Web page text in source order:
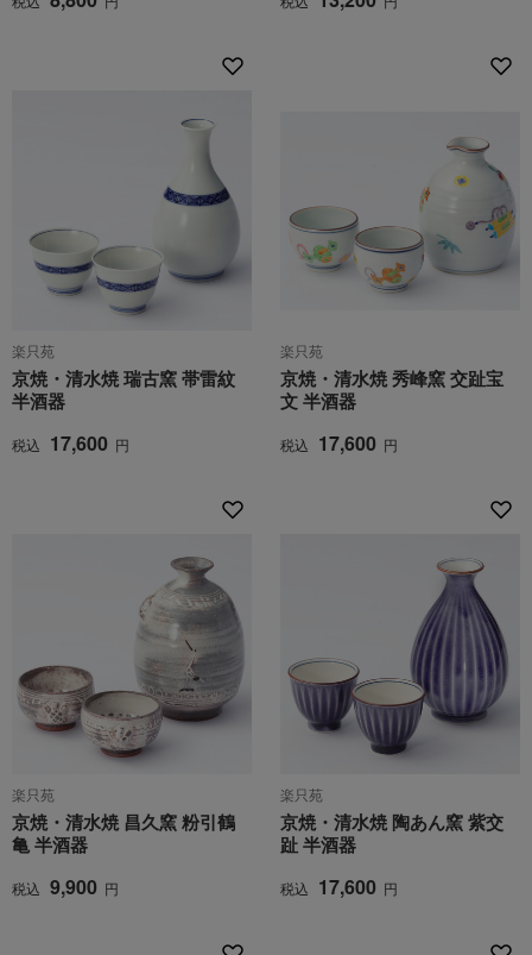
楽只苑
京焼・清水焼 瑞古窯 帯雷紋
半酒器
税込 17,600 円
楽只苑
京焼・清水焼 秀峰窯 交趾宝
文 半酒器
税込 17,600 円
楽只苑
京焼・清水焼 昌久窯 粉引鶴
亀 半酒器
税込 9,900 円
楽只苑
京焼・清水焼 陶あん窯 紫交
趾 半酒器
税込 17,600 円